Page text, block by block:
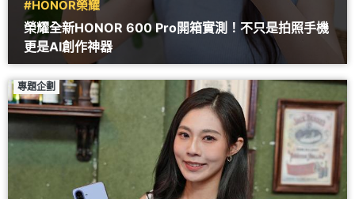
#HONOR榮耀
榮耀全新HONOR 600 Pro開箱實測！不只是拍照手機
更是AI創作神器
專題企劃